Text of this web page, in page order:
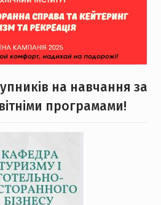
на навчання за
програмами!